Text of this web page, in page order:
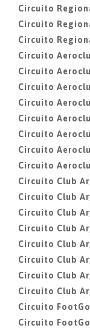
Circuito
Circuito
Circuito
Circuito
Circuito
Circuito
Circuito
Circuito
Circuito
Circuito
Circuito
Circuito Club
Circuito Club
Circuito Club
Circuito Club
Circuito Club
Circuito Club
Circuito Club
Circuito Club
Circuito
Circuito